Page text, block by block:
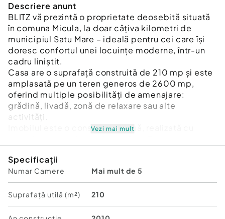
Descriere anunt
BLITZ vă prezintă o proprietate deosebită situată
în comuna Micula, la doar câțiva kilometri de
municipiul Satu Mare – ideală pentru cei care își
doresc confortul unei locuințe moderne, într-un
cadru liniștit.
Casa are o suprafață construită de 210 mp și este
amplasată pe un teren generos de 2600 mp,
oferind multiple posibilități de amenajare:
grădină, livadă, zonă de relaxare sau alte
activități.
Imobilul este o construcție nouă, realizată cu
și toate dormitoarele decomandate.
Compartimentare:
Parter (finisat și mobilat):
Living spațios și luminos
Două dormitoare decomandate
Bucătărie modernă, complet mobilată și utilată
Vezi mai mult
Specificații
Numar Camere Mai mult de 5
Suprafață utilă (m²) 210